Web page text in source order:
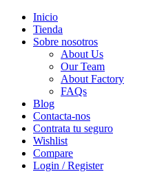
Inicio
Tienda
Sobre nosotros
About Us
Our Team
About Factory
FAQs
Blog
Contacta-nos
Contrata tu seguro
Wishlist
Compare
Login / Register